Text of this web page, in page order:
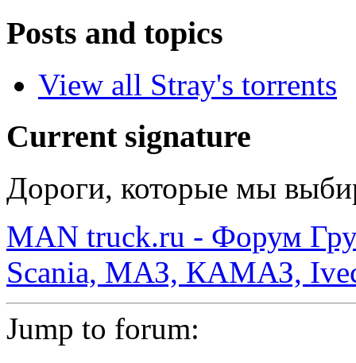
Posts and topics
View all Stray's torrents
Current signature
Дороги, которые мы
MAN truck.ru - Форум
Scania, МАЗ, КАМАЗ,
Jump to forum: